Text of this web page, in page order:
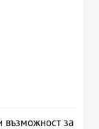
възможност за